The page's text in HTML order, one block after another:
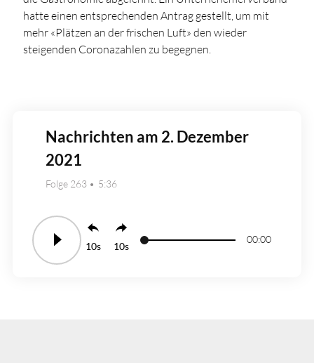
hatte einen entsprechenden Antrag gestellt, um mit
mehr «Plätzen an der frischen Luft» den wieder
steigenden Coronazahlen zu begegnen.
Nachrichten am 2. Dezember
2021
Folge 263 5:36
10 10
00:00